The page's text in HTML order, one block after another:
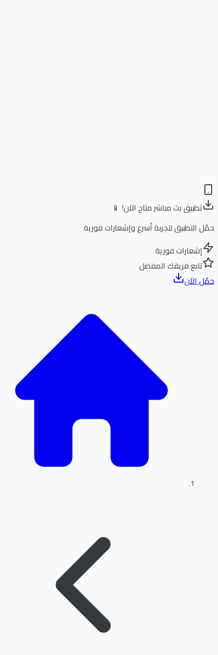
تطبيق بث مباشر متاح الآن! 📱
التطبيق لتجربة أسرع وإشعارات فورية
إشعارات فورية
تابع فريقك المفضل
الآن